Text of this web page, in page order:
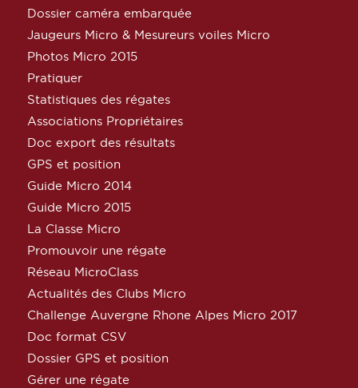
Dossier caméra embarquée
Jaugeurs Micro & Mesureurs voiles Micro
Photos Micro 2015
Pratiquer
Statistiques des régates
Associations Propriétaires
Doc export des résultats
GPS et position
Guide Micro 2014
Guide Micro 2015
La Classe Micro
Promouvoir une régate
Réseau MicroClass
Actualités des Clubs Micro
Challenge Auvergne Rhone Alpes Micro 2017
Doc format CSV
Dossier GPS et position
Gérer une régate